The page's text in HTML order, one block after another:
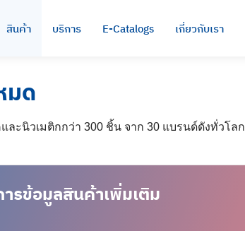
สินค้า บริการ E-Catalogs เกี่ยวกับเรา
มด
ะนิวเมติกกว่า 300 ชิ้น จาก 30 แบรนด์ดังทั่วโลก
รข้อมูลสินค้าเพิ่มเติม